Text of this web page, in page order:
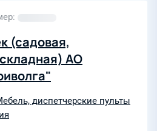
(садовая,
АО
диспетчерские пульты